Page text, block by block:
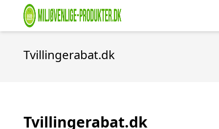
Tvillingerabat.dk
Tvillingerabat.dk